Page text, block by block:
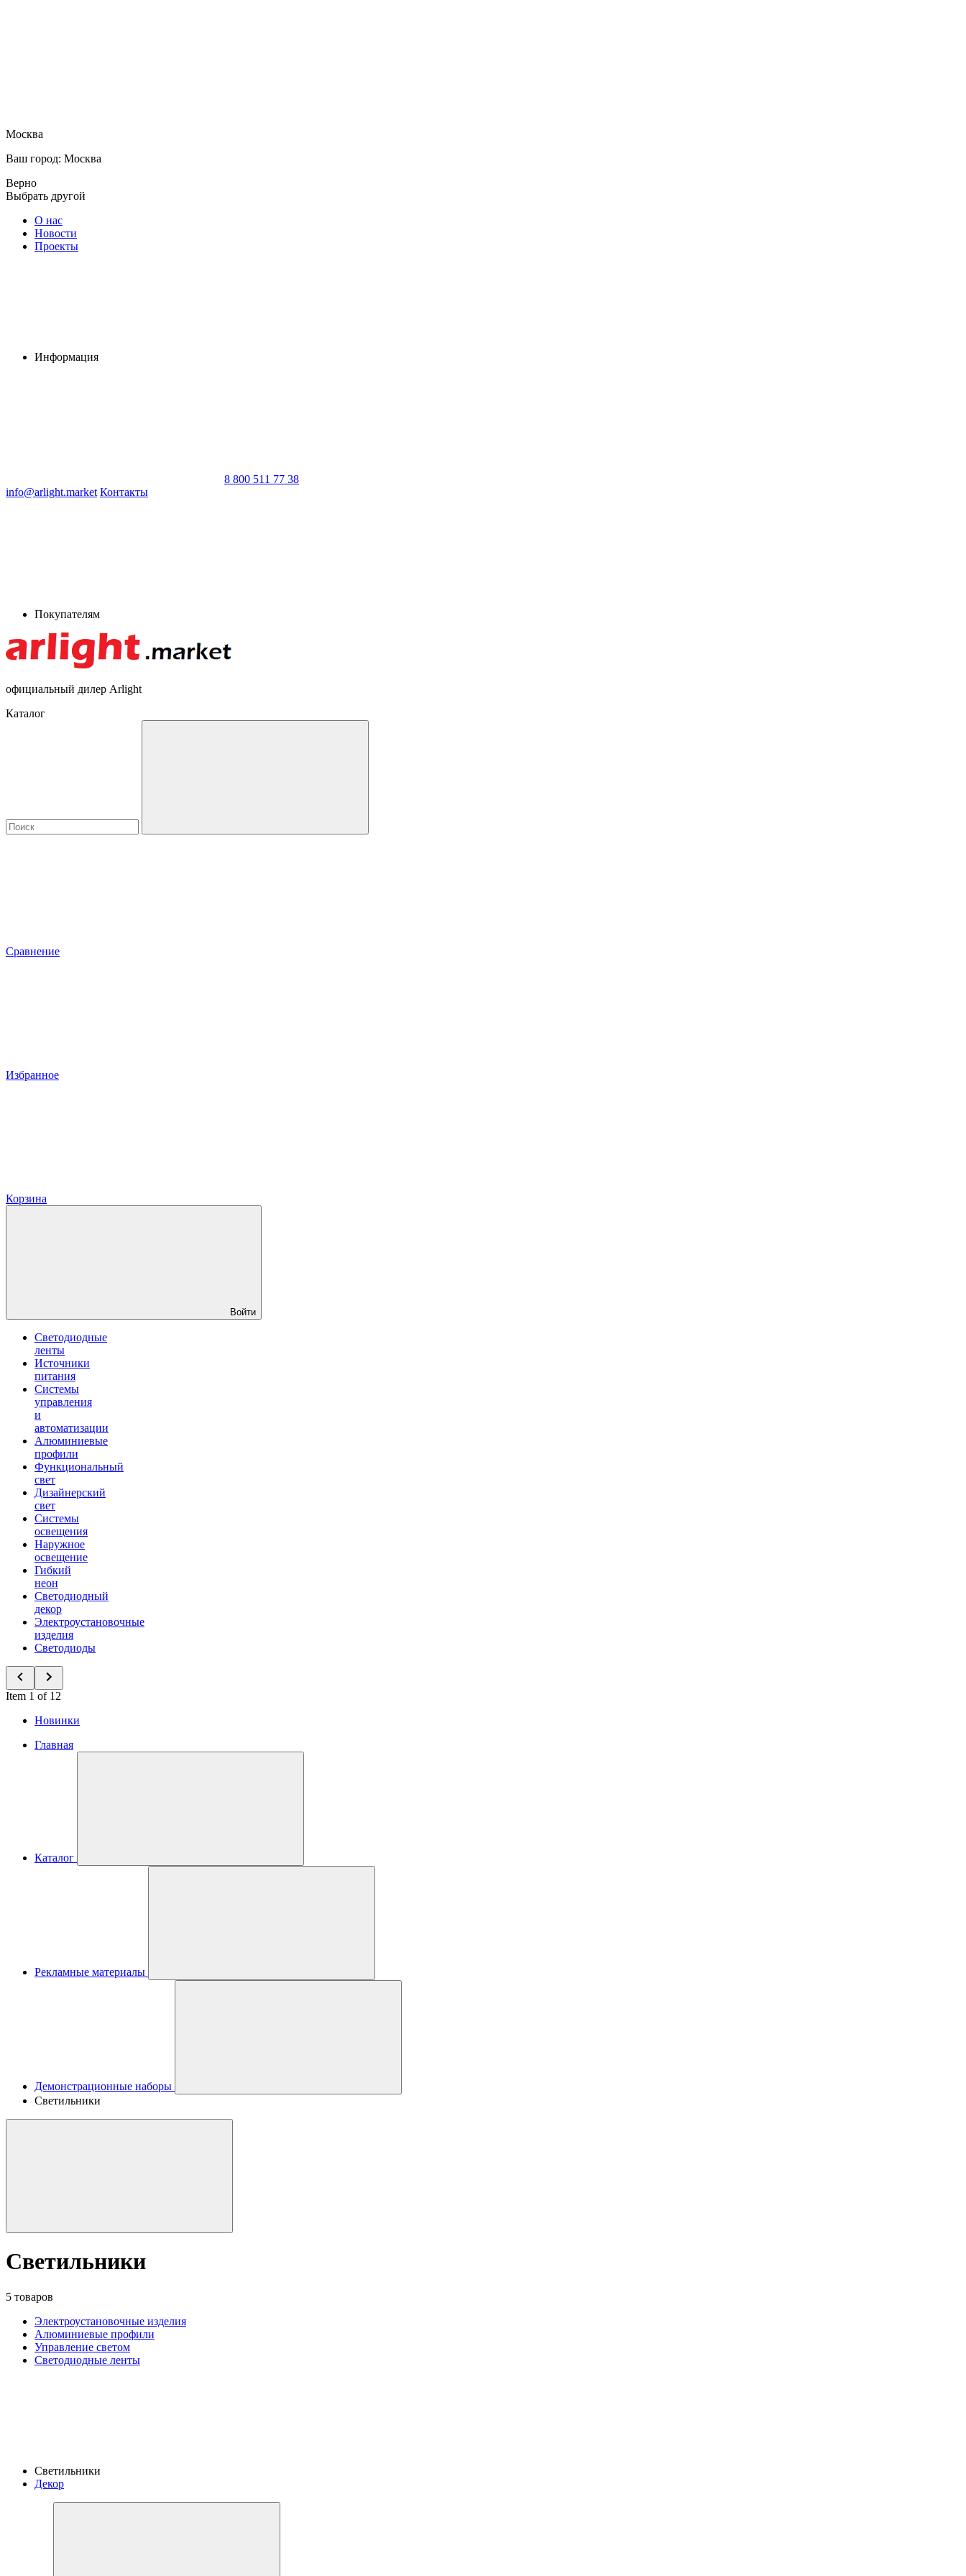
Москва
Ваш город: Москва
Верно
Выбрать другой
О нас
Новости
Проекты
Информация
8 800 511 77 38
info@arlight.market Контакты
Покупателям
официальный дилер Arlight
Каталог
Сравнение
Избранное
Корзина
Войти
Светодиодные
ленты
Источники
питания
Системы
управления
и
автоматизации
Алюминиевые
профили
Функциональный
свет
Дизайнерский
свет
Системы
освещения
Наружное
освещение
Гибкий
неон
Светодиодный
декор
Электроустановочные
изделия
Светодиоды
Item 1 of 12
Новинки
Главная
Каталог
Рекламные материалы
Демонстрационные наборы
Светильники
Светильники
5 товаров
Электроустановочные изделия
Алюминиевые профили
Управление светом
Светодиодные ленты
Светильники
Декор